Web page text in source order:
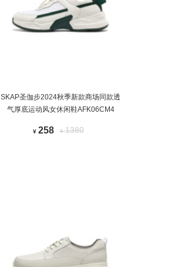
SKAP圣伽步2024秋季新款商场同款透
气厚底运动风女休闲鞋AFK06CM4
¥ 258 ¥1380